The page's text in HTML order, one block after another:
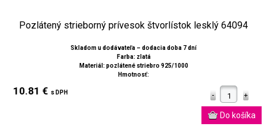
Pozlátený strieborný prívesok štvorlístok lesklý 64094
Skladom u dodávateľa – dodacia doba 7 dní
Farba: zlatá
Materiál: pozlátené striebro 925/1000
Hmotnosť:
10.81 € s DPH